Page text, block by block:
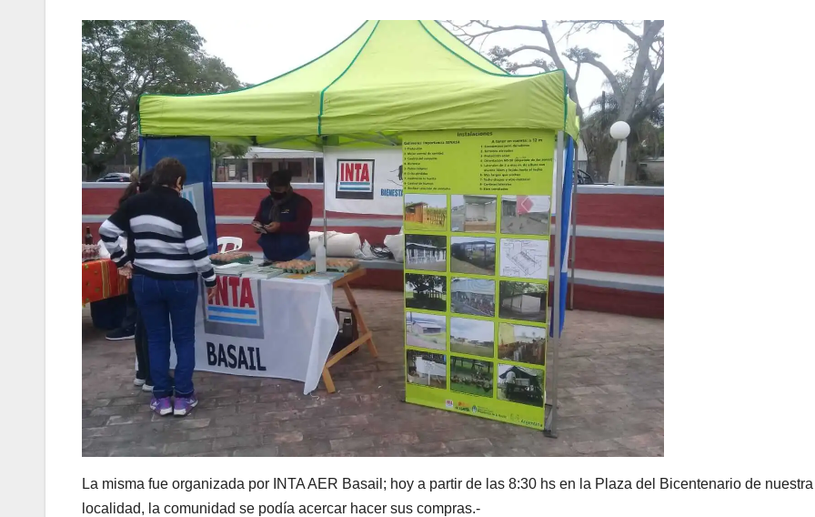
La misma fue organizada por INTA AER Basail; hoy a partir de las 8:30 hs en la Plaza del Bicentenario de nuestra
localidad, la comunidad se podía acercar hacer sus compras.-